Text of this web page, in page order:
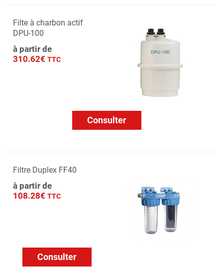
Filte à charbon actif
DPU-100
à partir de
310.62€ TTC
Consulter
Filtre Duplex FF40
à partir de
108.28€ TTC
Consulter